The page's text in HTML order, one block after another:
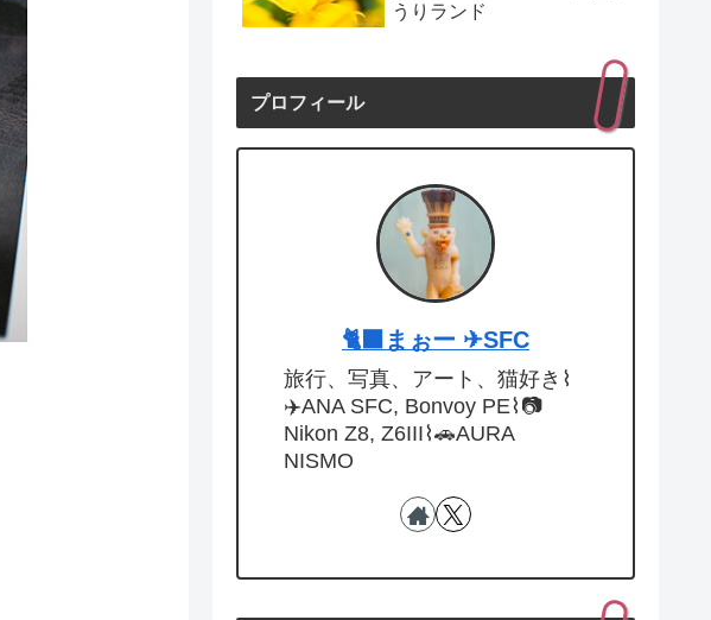
うりランド
プロフィール
🐈‍⬛まぉー ✈︎SFC
旅行、写真、アート、猫好き⌇
✈️ANA SFC, Bonvoy PE⌇📷
Nikon Z8, Z6III⌇🚗AURA
NISMO